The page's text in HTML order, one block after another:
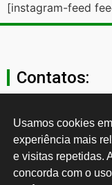
[instagram-feed
Contatos:
Rua Cardoso de
Usamos cookies
experiência mais
e visitas repetidas.
concorda com o